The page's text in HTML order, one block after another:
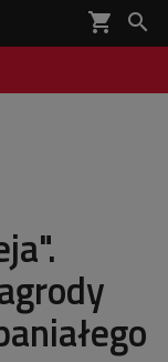
shopping_cart 
